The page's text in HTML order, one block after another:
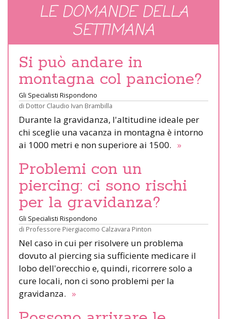
LE DOMANDE DELLA
SETTIMANA
Si può andare in
montagna col pancione?
Gli Specialisti Rispondono
di Dottor Claudio Ivan Brambilla
Durante la gravidanza, l'altitudine ideale per
chi sceglie una vacanza in montagna è intorno
ai 1000 metri e non superiore ai 1500. »
Problemi con un
piercing: ci sono rischi
per la gravidanza?
Gli Specialisti Rispondono
di Professore Piergiacomo Calzavara Pinton
Nel caso in cui per risolvere un problema
dovuto al piercing sia sufficiente medicare il
lobo dell'orecchio e, quindi, ricorrere solo a
cure locali, non ci sono problemi per la
gravidanza. »